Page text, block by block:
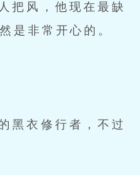
把风，他现在最缺
是非常开心的。
黑衣修行者，不过